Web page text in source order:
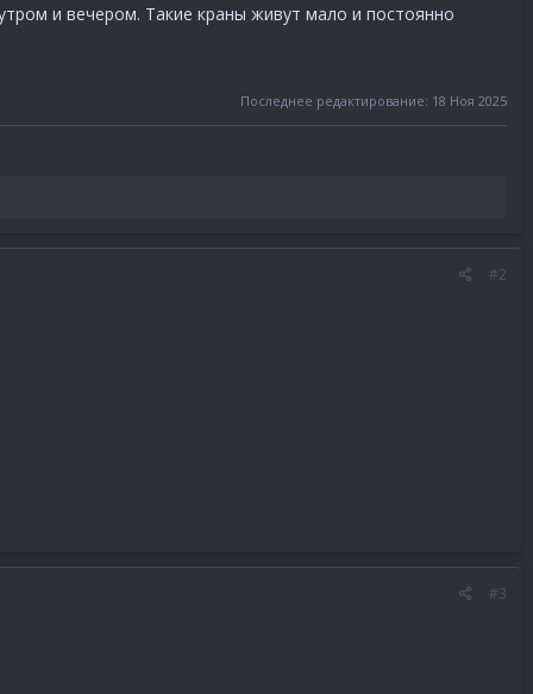
и вечером. Такие краны живут мало и постоянно
Последнее редактирование: 18 Ноя 2025
#2
#3